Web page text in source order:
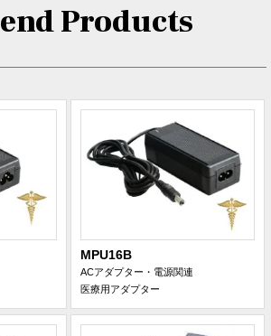
Products
MPU16B
ACアダプター・電源関連
医療用アダプター